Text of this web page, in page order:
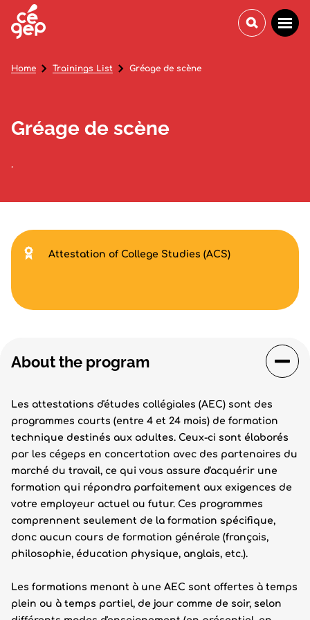
Gréage de scène
.
Home Trainings List Gréage de scène
About the program
Les attestations d'études collégiales (AEC) sont des
programmes courts (entre 4 et 24 mois) de formation
technique destinés aux adultes. Ceux-ci sont élaborés
par les cégeps en concertation avec des partenaires du
marché du travail, ce qui vous assure d'acquérir une
formation qui répondra parfaitement aux exigences de
votre employeur actuel ou futur. Ces programmes
comprennent seulement de la formation spécifique,
donc aucun cours de formation générale (français,
philosophie, éducation physique, anglais, etc.).
Les formations menant à une AEC sont offertes à temps
plein ou à temps partiel, de jour comme de soir, selon
Attestation of College Studies (ACS)